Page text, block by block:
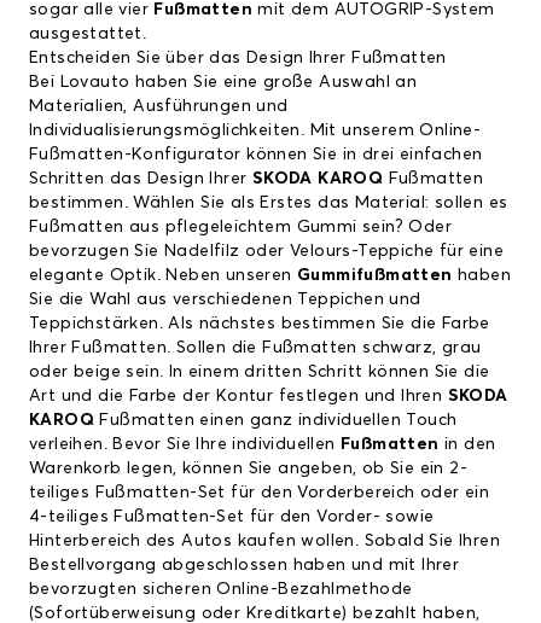
sogar alle vier Fußmatten mit dem AUTOGRIP-System
ausgestattet.
Entscheiden Sie über das Design Ihrer Fußmatten
Bei Lovauto haben Sie eine große Auswahl an
Materialien, Ausführungen und
Individualisierungsmöglichkeiten. Mit unserem Online-
Fußmatten-Konfigurator können Sie in drei einfachen
Schritten das Design Ihrer SKODA KAROQ Fußmatten
bestimmen. Wählen Sie als Erstes das Material: sollen es
Fußmatten aus pflegeleichtem Gummi sein? Oder
bevorzugen Sie Nadelfilz oder Velours-Teppiche für eine
elegante Optik. Neben unseren Gummifußmatten haben
Sie die Wahl aus verschiedenen Teppichen und
Teppichstärken. Als nächstes bestimmen Sie die Farbe
Ihrer Fußmatten. Sollen die Fußmatten schwarz, grau
oder beige sein. In einem dritten Schritt können Sie die
Art und die Farbe der Kontur festlegen und Ihren SKODA
KAROQ Fußmatten einen ganz individuellen Touch
verleihen. Bevor Sie Ihre individuellen Fußmatten in den
Warenkorb legen, können Sie angeben, ob Sie ein 2-
teiliges Fußmatten-Set für den Vorderbereich oder ein
4-teiliges Fußmatten-Set für den Vorder- sowie
Hinterbereich des Autos kaufen wollen. Sobald Sie Ihren
Bestellvorgang abgeschlossen haben und mit Ihrer
bevorzugten sicheren Online-Bezahlmethode
(Sofortüberweisung oder Kreditkarte) bezahlt haben,